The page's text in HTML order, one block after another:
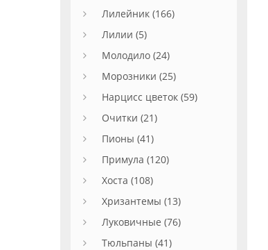
Лилейник (166)
Лилии (5)
Молодило (24)
Морозники (25)
Нарцисс цветок (59)
Очитки (21)
Пионы (41)
Примула (120)
Хоста (108)
Хризантемы (13)
Луковичные (76)
Тюльпаны (41)